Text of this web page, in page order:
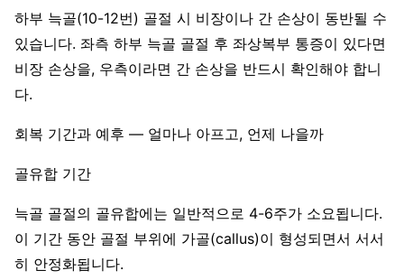
하부 늑골(10-12번) 골절 시 비장이나 간 손상이 동반될 수
있습니다. 좌측 하부 늑골 골절 후 좌상복부 통증이 있다면
비장 손상을, 우측이라면 간 손상을 반드시 확인해야 합니
다.
회복 기간과 예후 — 얼마나 아프고, 언제 나을까
골유합 기간
늑골 골절의 골유합에는 일반적으로 4-6주가 소요됩니다.
이 기간 동안 골절 부위에 가골(callus)이 형성되면서 서서
히 안정화됩니다.